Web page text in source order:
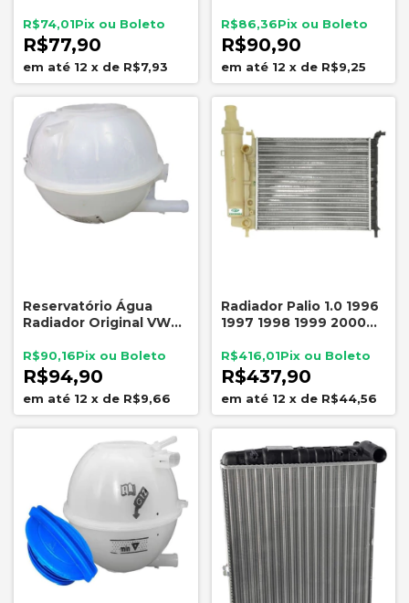
6Q0121367A
R$77,90
R$74,01
12 x de R$7,93
Gonel G1105
R$90,90
R$86,36
12 x de R$9,25
Reservatório Água
Radiador Original VW
SpaceFox CrossFox
R$94,90
R$90,16
12 x de R$9,66
Radiador Palio 1.0 1996
1997 1998 1999 2000
R$437,90
R$416,01
12 x de R$44,56